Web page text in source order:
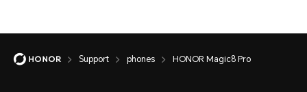
Support phones HONOR Magic8 Pro